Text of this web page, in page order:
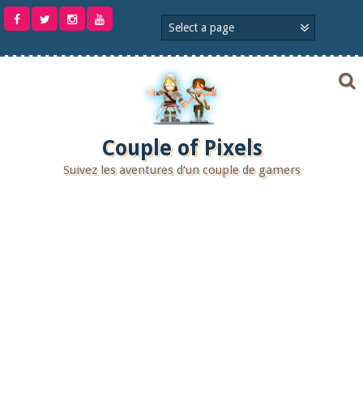
Aller
Couple of Pixels
Suivez les aventures d'un couple de gamers